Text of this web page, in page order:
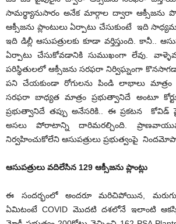
సామర్థ్యానుసారం అనేక మార్గాల ద్వారా ఆక్సీజను
ఆక్సీజను ప్లాంటులు ఏర్పాటు చేసుకుంటే ఇది
ఇది డిల్లీ ఆసుపత్రులకు కూడా వర్తిస్తుంది. కానీ..
ఏర్పాటు చేసుకోవడానికి సుముఖంగా లేవు.
పరిస్థితులలో ఆక్సీజను సరఫరా నిర్విఘ్నంగా
పని చేయకుండా రోగులను పిండి లాభాలు మాత్రం
సరఫరా బాధ్యత మాత్రం ప్రభుత్వానిదే అంటూ
ప్రభుత్వానిదే తప్పు అనేసరికి.. ఈ ప్రకటన కోవిడ్
అసలు పోరాటాన్ని దారిమరల్చింది.
నిర్వహించుకోలేని ఆసుపత్రులు ప్రభుత్వంపై
ఆసుపత్రులు వదిలేసిన 129 ఆక్సీజను ప్లాంట్లు
ఈ సందర్భంలో అందరూ మరిచిపోయిన,
ఏమిటంటే COVID మొదటి దశలోనే ఇలాంటి